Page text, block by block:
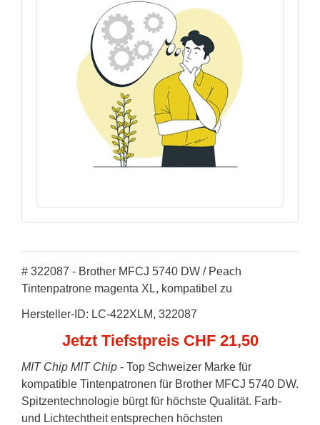
# 322087 - Brother MFCJ 5740 DW / Peach
Tintenpatrone magenta XL, kompatibel zu
Hersteller-ID: LC-422XLM, 322087
Jetzt Tiefstpreis CHF 21,50
MIT Chip MIT Chip - Top Schweizer Marke für
kompatible Tintenpatronen für Brother MFCJ 5740 DW.
Spitzentechnologie bürgt für höchste Qualität. Farb-
und Lichtechtheit entsprechen höchsten